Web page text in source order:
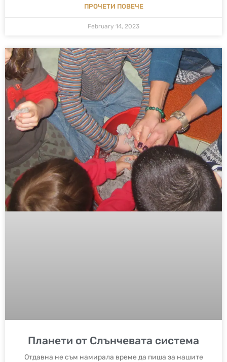
ПРОЧЕТИ ПОВЕЧЕ
February 14, 2023
Планети от Слънчевата система
Отдавна не съм намирала време да пиша за нашите